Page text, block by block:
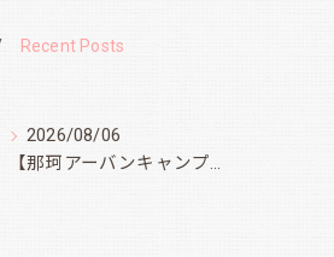
Recent Posts
2026/08/06
【那珂アーバンキャンプフィールド】